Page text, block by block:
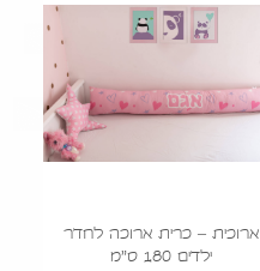
ארוכית – כרית ארוכה לחדר
ילדים 180 ס"מ